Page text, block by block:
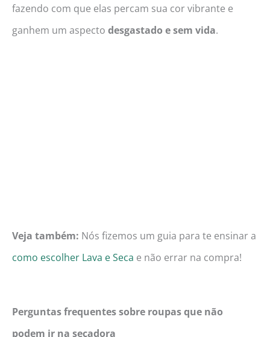
fazendo com que elas percam sua cor vibrante e
ganhem um aspecto desgastado e sem vida.
Veja também: Nós fizemos um guia para te ensinar a
como escolher Lava e Seca e não errar na compra!
Perguntas frequentes sobre roupas que não
podem ir na secadora